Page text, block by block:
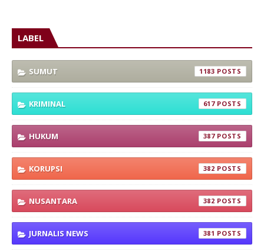
LABEL
SUMUT 1183
KRIMINAL 617
HUKUM 387
KORUPSI 382
NUSANTARA 382
JURNALIS NEWS 381